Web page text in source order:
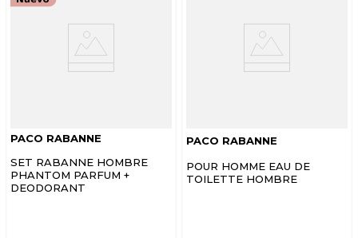
PACO RABANNE
SET RABANNE HOMBRE
PHANTOM PARFUM +
DEODORANT
PACO RABANNE
POUR HOMME EAU DE
TOILETTE HOMBRE